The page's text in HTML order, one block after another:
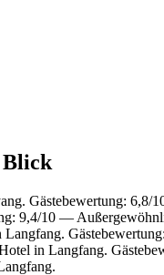
Blick
Gästebewertung: 6,8/
9,4/10 —
in Langfang.